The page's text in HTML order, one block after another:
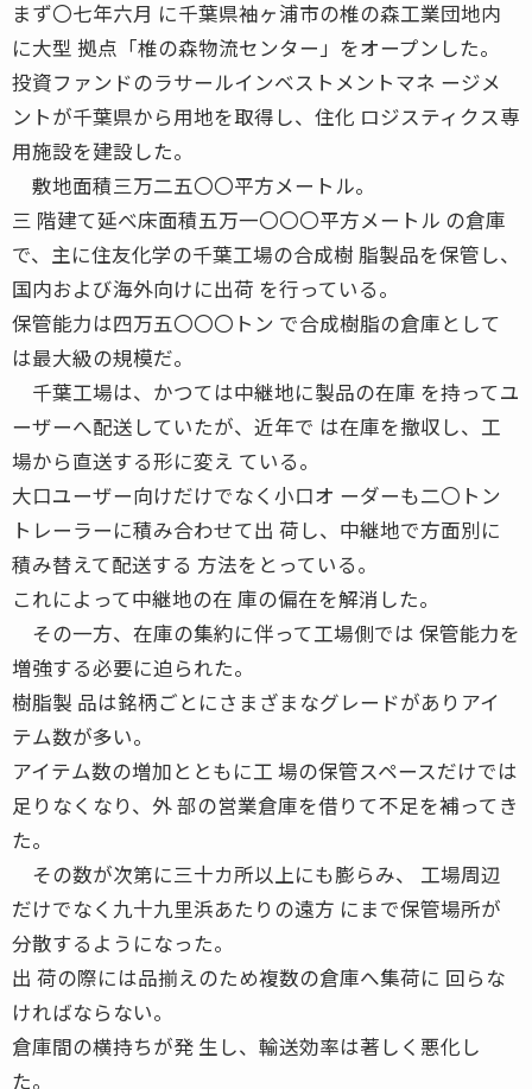
まず〇七年六月 に千葉県袖ヶ浦市の椎の森工業団地内
に大型 拠点「椎の森物流センター」をオープンした。
投資ファンドのラサールインベストメントマネ ージメ
ントが千葉県から用地を取得し、住化 ロジスティクス専
用施設を建設した。
敷地面積三万二五〇〇平方メートル。
三 階建て延べ床面積五万一〇〇〇平方メートル の倉庫
で、主に住友化学の千葉工場の合成樹 脂製品を保管し、
国内および海外向けに出荷 を行っている。
保管能力は四万五〇〇〇トン で合成樹脂の倉庫として
は最大級の規模だ。
千葉工場は、かつては中継地に製品の在庫 を持ってユ
ーザーへ配送していたが、近年で は在庫を撤収し、工
場から直送する形に変え ている。
大口ユーザー向けだけでなく小口オ ーダーも二〇トン
トレーラーに積み合わせて出 荷し、中継地で方面別に
積み替えて配送する 方法をとっている。
これによって中継地の在 庫の偏在を解消した。
その一方、在庫の集約に伴って工場側では 保管能力を
増強する必要に迫られた。
樹脂製 品は銘柄ごとにさまざまなグレードがありアイ
テム数が多い。
アイテム数の増加とともに工 場の保管スペースだけでは
足りなくなり、外 部の営業倉庫を借りて不足を補ってき
た。
その数が次第に三十カ所以上にも膨らみ、 工場周辺
だけでなく九十九里浜あたりの遠方 にまで保管場所が
分散するようになった。
出 荷の際には品揃えのため複数の倉庫へ集荷に 回らな
ければならない。
倉庫間の横持ちが発 生し、輸送効率は著しく悪化し
た。